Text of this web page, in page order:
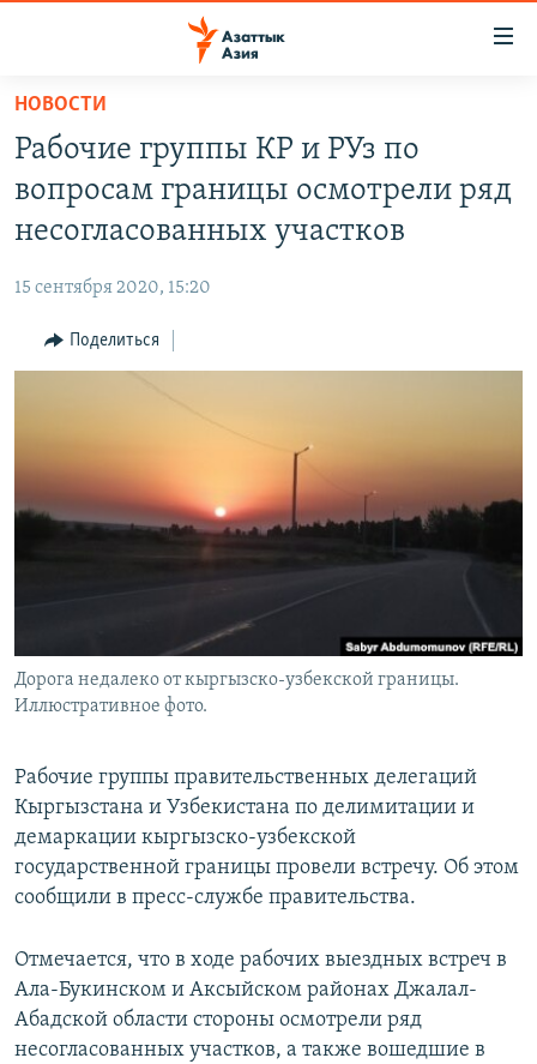
Вернуться
основному
содержанию
Вернутся
главной
навигации
Вернутся
ЦЕНТРАЛЬНАЯ АЗИЯ
ТАДЖИКИСТАН
ВОЙНА В УКРАИНЕ
ҚАЗАҚША
КЫРГЫЗЧА
НОВОСТИ
Рабочие группы КР и РУз по
вопросам границы осмотрели ряд
несогласованных участков
15 сентября 2020, 15:20
Поделиться
Дорога недалеко от кыргызско-узбекской границы.
Иллюстративное фото.
Рабочие группы правительственных делегаций
Кыргызстана и Узбекистана по делимитации и
демаркации кыргызско-узбекской
государственной границы провели встречу. Об этом
сообщили в пресс-службе правительства.
Отмечается, что в ходе рабочих выездных встреч в
Ала-Букинском и Аксыйском районах Джалал-
Абадской области стороны осмотрели ряд
несогласованных участков, а также вошедшие в